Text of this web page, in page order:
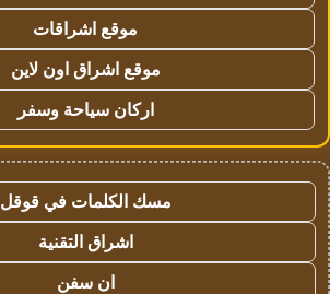
موقع اشراقات
موقع اشراق اون لاين
اركان سياحة وسفر
مسك الكلمات في قوقل
اشراق التقنية
ان سفن